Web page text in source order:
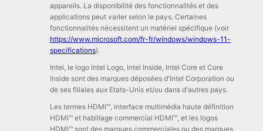
appareils. La disponibilité des fonctionnalités et des
applications peut varier selon le pays. Certaines
fonctionnalités nécessitent un matériel spécifique (voir
https://www.microsoft.com/fr-fr/windows/windows-11-
specifications).
Intel, le logo Intel Logo, Intel Inside, Intel Core et Core
Inside sont des marques déposées d'Intel Corporation ou
de ses filiales aux Etats-Unis et/ou dans d'autres pays.
Les termes HDMI™, interface multimédia haute définition
HDMI™ et habillage commercial HDMI™, et les logos
HDMI™ sont des marques commerciales ou des marques